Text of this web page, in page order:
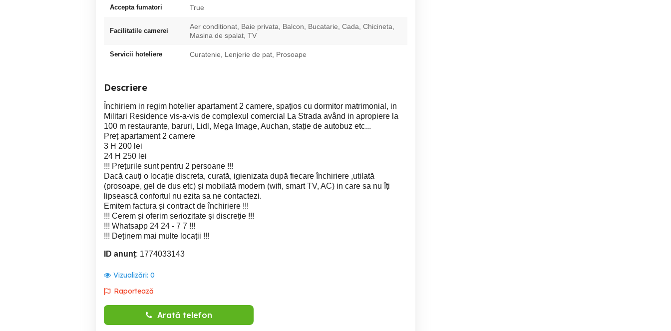
Accepta fumatori True
Facilitatile camerei
Aer conditionat, Baie privata, Balcon, Bucatarie, Cada, Chicineta,
Masina de spalat, TV
Servicii hoteliere Curatenie, Lenjerie de pat, Prosoape
Descriere
Închiriem in regim hotelier apartament 2 camere, spațios cu dormitor matrimonial, in
Militari Residence vis-a-vis de complexul comercial La Strada având in apropiere la
100 m restaurante, baruri, Lidl, Mega Image, Auchan, stație de autobuz etc...
Preț apartament 2 camere
3 H 200 lei
24 H 250 lei
!!! Prețurile sunt pentru 2 persoane !!!
Dacă cauți o locație discreta, curată, igienizata după fiecare închiriere ,utilată
(prosoape, gel de dus etc) și mobilată modern (wifi, smart TV, AC) in care sa nu îți
lipsească confortul nu ezita sa ne contactezi.
Emitem factura și contract de închiriere !!!
!!! Cerem și oferim seriozitate și discreție !!!
!!! Whatsapp 24 24 - 7 7 !!!
!!! Deținem mai multe locații !!!
ID anunț: 1774033143
Vizualizări: 0
Raportează
Arată telefon